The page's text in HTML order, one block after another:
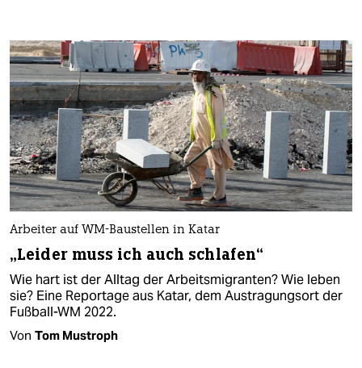
Arbeiter auf WM-Baustellen in Katar
„Leider muss ich auch schlafen“
Wie hart ist der Alltag der Arbeitsmigranten? Wie leben
sie? Eine Reportage aus Katar, dem Austragungsort der
Fußball-WM 2022.
Von Tom Mustroph